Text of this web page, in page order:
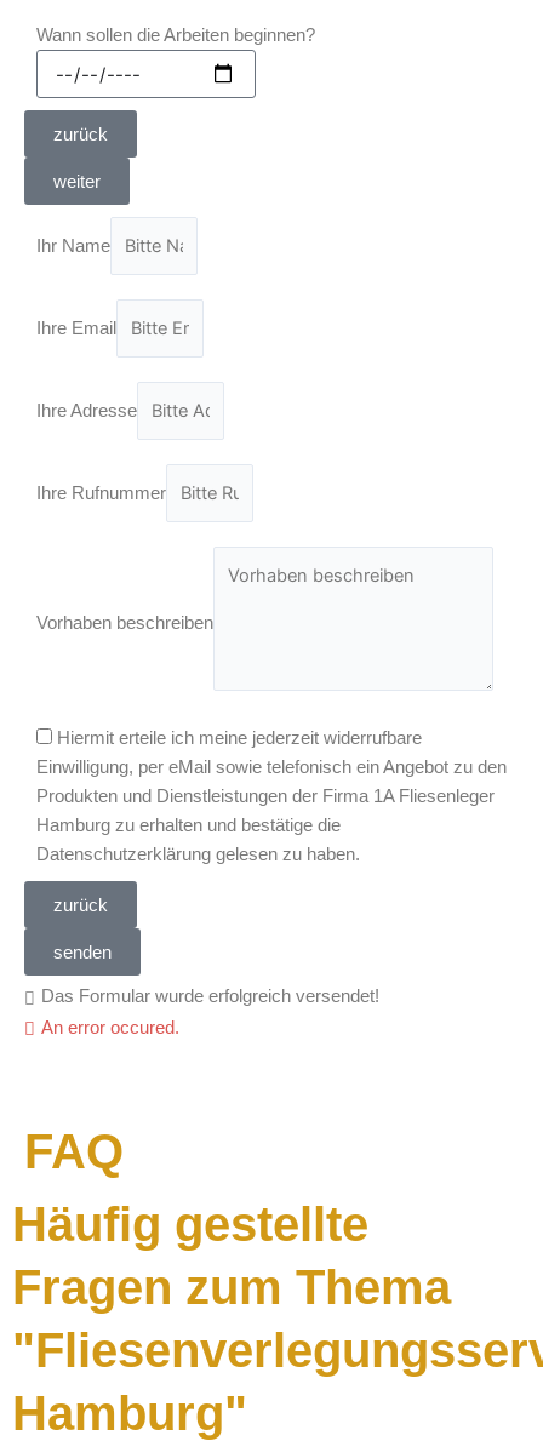
Wann sollen die Arbeiten beginnen?
zurück
weiter
Ihr Name
Ihre Email
Ihre Adresse
Ihre Rufnummer
Vorhaben beschreiben
Hiermit erteile ich meine jederzeit widerrufbare
Einwilligung, per eMail sowie telefonisch ein Angebot zu den
Produkten und Dienstleistungen der Firma 1A Fliesenleger
Hamburg zu erhalten und bestätige die
Datenschutzerklärung gelesen zu haben.
zurück
senden
Das Formular wurde erfolgreich versendet!
An error occured.
FAQ
Häufig gestellte
Fragen zum Thema
Hamburg"